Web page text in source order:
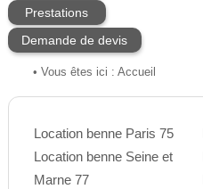
Prestations
Demande de devis
• Vous êtes ici : Accueil
Location benne Paris 75
Location benne Seine et
Marne 77